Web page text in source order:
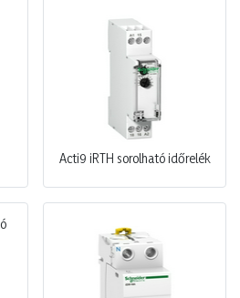
Acti9 iRTH sorolható időrelék